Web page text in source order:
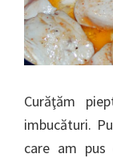
Curăţăm
imbucături.
care am